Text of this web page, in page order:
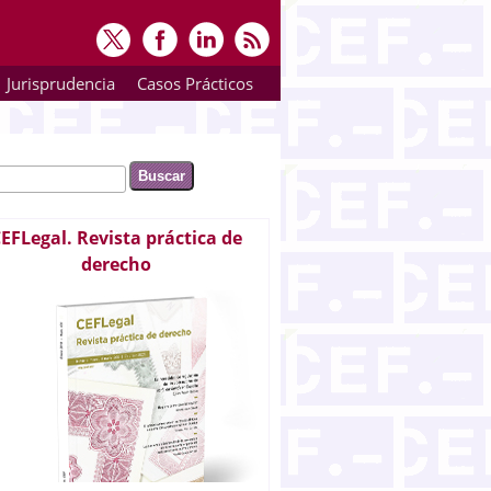
Jurisprudencia Casos Prácticos
de búsqueda
Revista práctica de
derecho